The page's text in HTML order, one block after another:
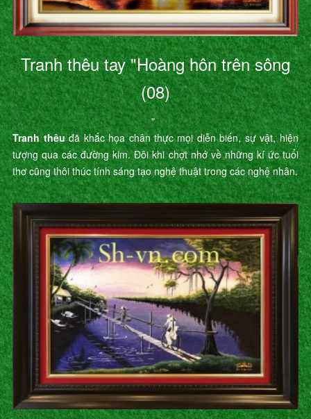
Tranh thêu tay "Hoàng hôn trên sông
(08)
"
Tranh thêuđã khắc họa chân thực mọi diễn biến, sự vật, hiện
tượng qua các đường kim. Đôi khi chợt nhớ về những kí ức tuổi
thơ cũng thôi thúc tính sáng tạo nghệ thuật trong các nghệ nhân.